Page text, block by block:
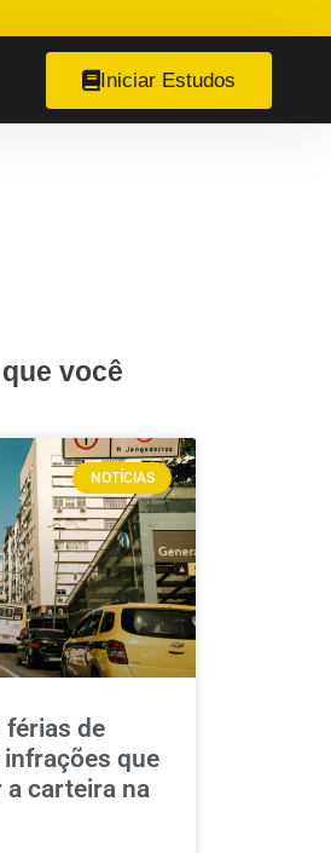
Iniciar Estudos
você
NOTÍCIAS
férias de
que
a carteira na